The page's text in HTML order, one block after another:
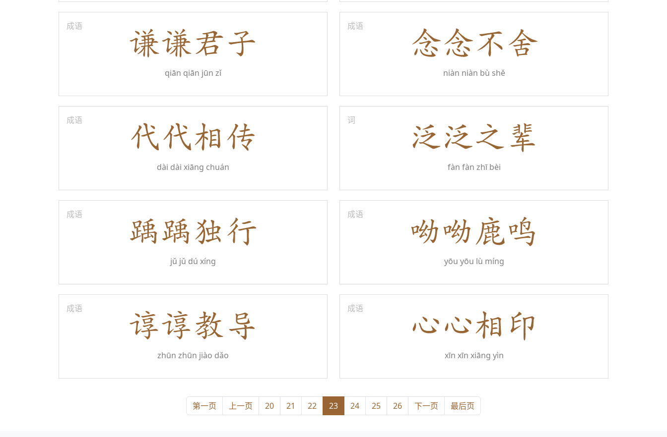
成语
qiān qiān jūn zǐ
成语
niàn niàn bù shě
成语
dài dài xiāng chuán
词
fàn fàn zhī bèi
成语
jǔ jǔ dú xíng
成语
yōu yōu lù míng
成语
zhūn zhūn jiào dǎo
成语
xīn xīn xiāng yìn
第一页 上一页 20 21 22 23 24 25 26 下一页 最后页